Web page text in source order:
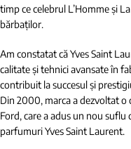
timp ce celebrul L’Homme și
bărbaților.
Am constatat că Yves Saint
calitate și tehnici avansate în
contribuit la succesul și
Din 2000, marca a dezvoltat o
Ford, care a adus un nou
parfumuri Yves Saint Laurent.